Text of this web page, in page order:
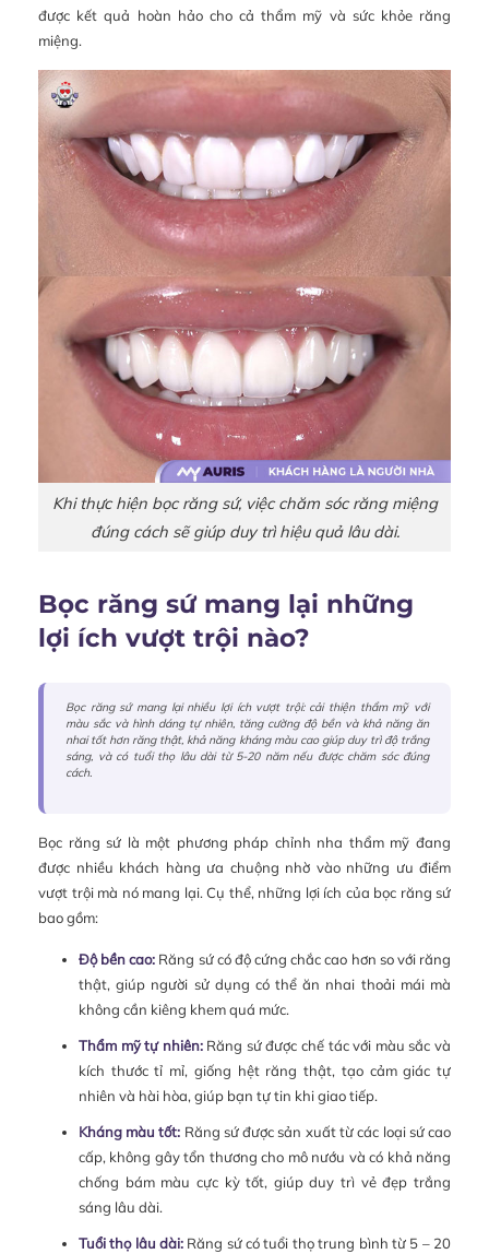
được kết quả hoàn hảo cho cả thẩm mỹ và sức khỏe răng
miệng.
Khi thực hiện bọc răng sứ, việc chăm sóc răng miệng
đúng cách sẽ giúp duy trì hiệu quả lâu dài.
Bọc răng sứ mang lại những
lợi ích vượt trội nào?
Bọc răng sứ mang lại nhiều lợi ích vượt trội: cải thiện thẩm mỹ với
màu sắc và hình dáng tự nhiên, tăng cường độ bền và khả năng ăn
nhai tốt hơn răng thật, khả năng kháng màu cao giúp duy trì độ trắng
sáng, và có tuổi thọ lâu dài từ 5-20 năm nếu được chăm sóc đúng
cách.
Bọc răng sứ là một phương pháp chỉnh nha thẩm mỹ đang
được nhiều khách hàng ưa chuộng nhờ vào những ưu điểm
vượt trội mà nó mang lại. Cụ thể, những lợi ích của bọc răng sứ
bao gồm:
Độ bền cao: Răng sứ có độ cứng chắc cao hơn so với răng
thật, giúp người sử dụng có thể ăn nhai thoải mái mà
không cần kiêng khem quá mức.
Thẩm mỹ tự nhiên:Răng sứ được chế tác với màu sắc và
kích thước tỉ mỉ, giống hệt răng thật, tạo cảm giác tự
nhiên và hài hòa, giúp bạn tự tin khi giao tiếp.
Kháng màu tốt: Răng sứ được sản xuất từ các loại sứ cao
cấp, không gây tổn thương cho mô nướu và có khả năng
chống bám màu cực kỳ tốt, giúp duy trì vẻ đẹp trắng
sáng lâu dài.
Tuổi thọ lâu dài: Răng sứ có tuổi thọ trung bình từ 5 – 20